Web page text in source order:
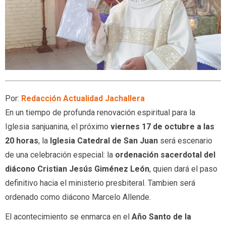
Por: Redacción Actualidad Jachallera
En un tiempo de profunda renovación espiritual para la
Iglesia sanjuanina, el próximo viernes 17 de octubre a las
20 horas, la Iglesia Catedral de San Juan será escenario
de una celebración especial: la ordenación sacerdotal del
diácono Cristian Jesús Giménez León, quien dará el paso
definitivo hacia el ministerio presbiteral. Tambien será
ordenado como diácono Marcelo Allende.
El acontecimiento se enmarca en el Año Santo de la